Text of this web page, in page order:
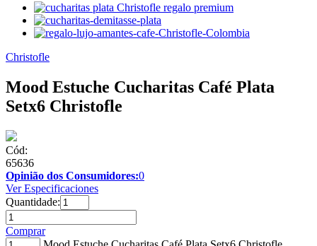
Christofle
Mood Estuche Cucharitas Café Plata
Setx6 Christofle
Cód:
65636
Opinião dos Consumidores:0
Ver Especificaciones
Quantidade:
Comprar